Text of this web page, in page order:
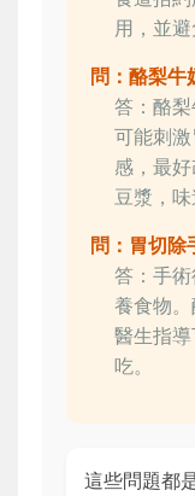
用，並避
問：酪梨牛
答：酪
可能刺
感，最
豆漿，味
問：胃切除
答：手
養食物
醫生指
吃。
這些問題都